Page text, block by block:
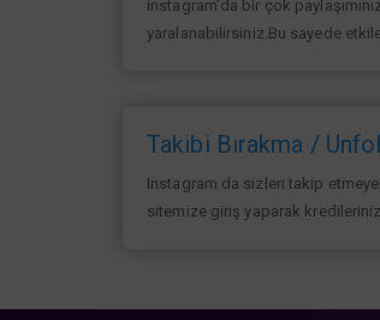
instagram'da bir çok
yaralanabilirsiniz.Bu sayede
Takibi Bırakma /
Instagram da sizleri takip
sitemize giriş yaparak